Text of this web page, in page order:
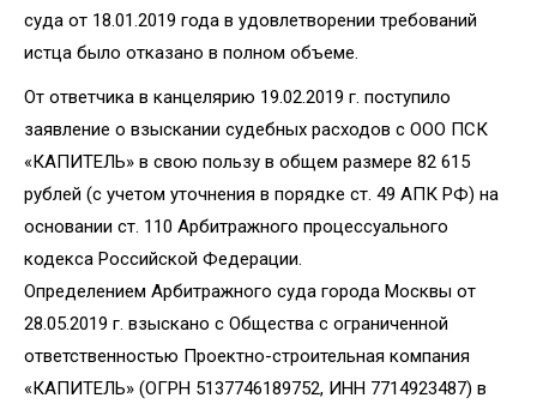
суда от 18.01.2019 года в удовлетворении требований
истца было отказано в полном объеме.
От ответчика в канцелярию 19.02.2019 г. поступило
заявление о взыскании судебных расходов с ООО ПСК
«КАПИТЕЛЬ» в свою пользу в общем размере 82 615
рублей (с учетом уточнения в порядке ст. 49 АПК РФ) на
основании ст. 110 Арбитражного процессуального
кодекса Российской Федерации.
Определением Арбитражного суда города Москвы от
28.05.2019 г. взыскано с Общества с ограниченной
ответственностью Проектно-строительная компания
«КАПИТЕЛЬ» (ОГРН 5137746189752, ИНН 7714923487) в